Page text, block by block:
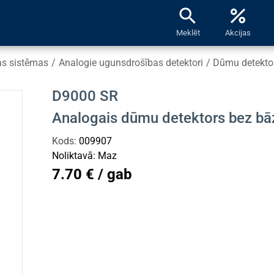
search
Meklēt
percent
Akcijas
sistēmas / Analogie ugunsdrošības detektori / Dūmu
D9000 SR
Analogais dūmu detektors bez
Kods: 009907
Noliktavā: Maz
7.70 € / gab